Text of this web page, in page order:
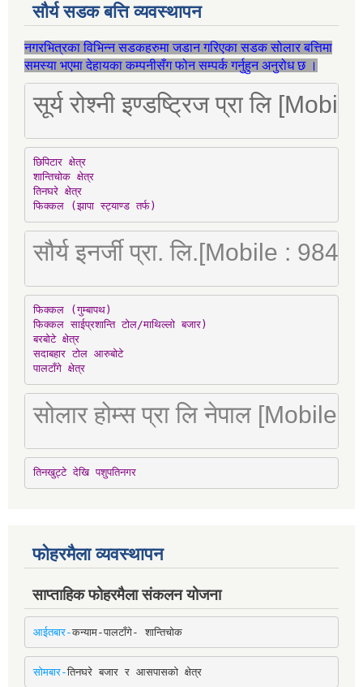
सौर्य सडक बत्ति व्यवस्थापन
नगरभित्रका विभिन्न सडकहरुमा जडान गरिएका सडक सोलार बत्तिमा
समस्या भएमा देहायका कम्पनीसँग फोन सम्पर्क गर्नुहुन अनुरोध छ ।
सूर्य रोश्नी इण्डष्ट्रिज प्रा लि
छिपिटार क्षेत्र
शान्तिचोक क्षेत्र
तिनघरे क्षेत्र
फिक्कल (झापा स्ट्याण्ड तर्फ)
सौर्य इनर्जी प्रा. लि.[Mobile :
फिक्कल (गुम्बापथ)
फिक्कल साईप्रशान्ति टोल/माथिल्लो बजार)
बरबोटे क्षेत्र
सदाबहार टोल आरुबोटे
पालटाँगे क्षेत्र
सोलार होम्स प्रा लि नेपाल [Mobile
तिनखुट्टे देखि पशुपतिनगर
फोहरमैला व्यवस्थापन
साप्ताहिक फोहरमैला संकलन योजना
आईतबार-कन्याम-पालटाँगे- शान्तिचोक
सोमबार-तिनघरे बजार र आसपासको क्षेत्र